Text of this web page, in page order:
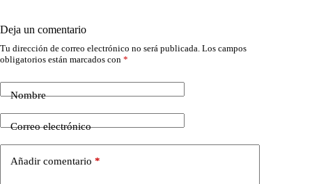
Deja un comentario
Tu dirección de correo electrónico no será publicada. Los campos
obligatorios están marcados con *
Nombre
Correo electrónico
Añadir comentario *